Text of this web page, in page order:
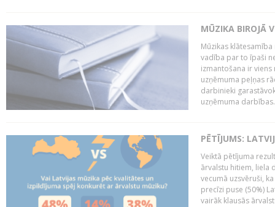
MŪZIKA BIROJĀ
Mūzikas
vadība par to īpaši
izmantošana ir
uzņēmuma peļņas
darbinieki
uzņēmuma
PĒTĪJUMS:
Veiktā pētījuma
ārvalstu hitiem, liela
vecumā uzsvēruši,
precīzi puse (50%)
vairāk klausās